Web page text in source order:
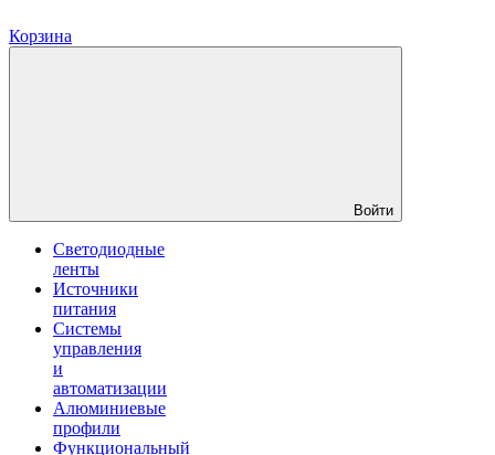
Корзина
Войти
Светодиодные
ленты
Источники
питания
Системы
управления
и
автоматизации
Алюминиевые
профили
Функциональный